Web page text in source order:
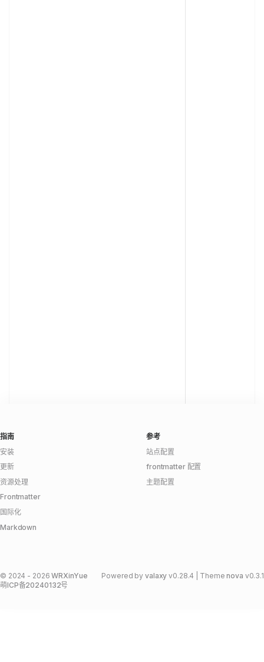
指南
安装
更新
资源处理
Frontmatter
国际化
Markdown
参考
站点配置
frontmatter 配置
主题配置
© 2024 - 2026WRXinYue Powered byvalaxyv0.28.4 | Themenova v0.3.1
萌ICP备20240132号